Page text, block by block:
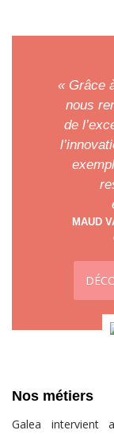
« Grâce
nous
de
MAUD
Nos métiers
Galea intervient